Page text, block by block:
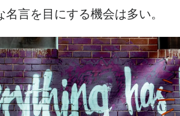
名言を 目にする機会は多い。